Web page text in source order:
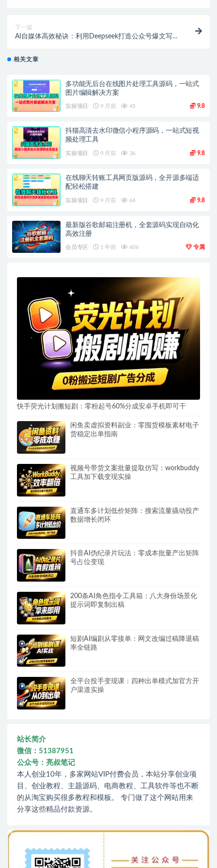
下一篇
AI自媒体高效秘诀：利用Deepseek打造公众号爆文写作
相关文章
多功能无后台在线图片处理工具源码，一站式
图片编辑解决方案
实操项目 9 月前 45 9.8
抖猫高清去水印微信小程序源码，一站式短视
频处理工具
实操项目 9 月前 36 9.8
在线聊天转账工具网页版源码，全开源多端适
配轻松搭建
实操项目 9 月前 64 9.8
最新版谷歌邮箱注册机，全套源码实现自动化
高效注册
会员专区 1 年前 606 专属
快手荧光计划搬短剧：零粉起号60%分成安卓手机即可干
闲鱼卖虚拟资料副业：零囤货模板素材电子
货稳定出单指南
视频号带货文案批量提取仿写：workbuddy
工具加下载变现实操
直通车多计划低价矩阵：搜索流量撬动投产
数据增长闭环
抖音AI伪纪录片玩法：零成本批量产出矩阵
号占位变现
200条AI角色指令工具箱：八大身份场景化
提示词即复制出稿
短剧AI编剧从零接单：网文改编过稿降退稿
率全链路
全平台投手变现课：四种出单模式加官方开
户渠道实操
站长简介
微信：51387951
公众号：亮叔笔记
本人创业10年，多家网站VIP付费会员，本站分享创业项
目、创业教程、主题源码、电商教程、工具软件等也不断
的从淘宝购买很多教程和模板。 专门做了这个网站用来
分享这些精品付款资源。